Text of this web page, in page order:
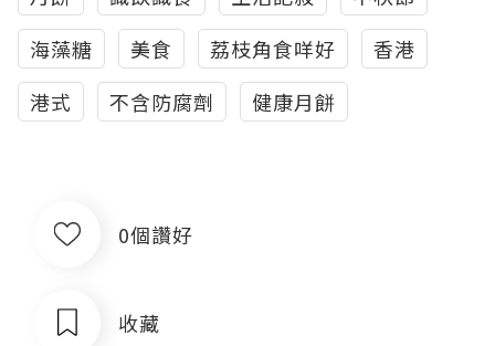
海藻糖
美食 荔枝角食咩好
香港
港式
不含防腐劑 健康月餅
0個讚好
收藏